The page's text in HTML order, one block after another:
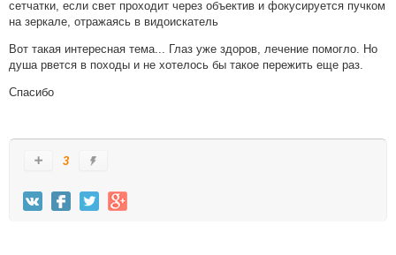
сетчатки, если свет проходит через объектив и фокусируется пучком
на зеркале, отражаясь в видоискатель
Вот такая интересная тема... Глаз уже здоров, лечение помогло. Но
душа рвется в походы и не хотелось бы такое пережить еще раз.
Спасибо
3